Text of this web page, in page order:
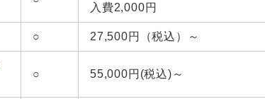
入費2,000円
○ 27,500円（税込）～
○ 55,000円(税込)～